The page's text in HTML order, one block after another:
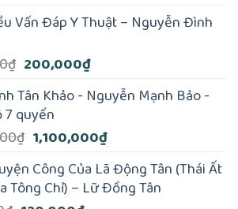
là:
190,000₫.
tại
185,000₫.
Vấn Đáp Y Thuật – Nguyễn Đình
₫ Giá
là:
240,000₫.
200,000₫Giá
tại
200,000₫.
Tân Khảo - Nguyễn Mạnh Bảo -
7 quyển
₫ Giá
là:
1,290,000₫.
1,100,000₫Giá
tại
là:
Công Của Lã Động Tân (Thái Ất
Tông Chỉ) – Lữ Ðồng Tân